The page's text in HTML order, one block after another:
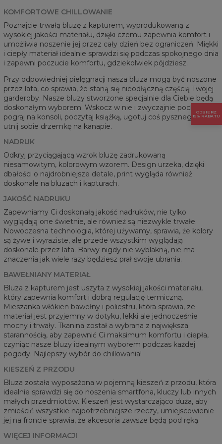
KOMFORTOWE CHILLOWANIE
Poznajcie trwałą bluzę z kapturem, wyprodukowaną z
wysokiej jakości materiału, dzięki czemu zapewnia komfort i
umożliwia noszenie jej przez cały dzień bez ograniczeń. Miękki
i ciepły materiał idealnie sprawdzi się podczas spokojnego dnia
i zapewni poczucie komfortu, gdziekolwiek pójdziesz.
Przy odpowiedniej pielęgnacji nasza bluza mogą być noszone
przez lata, co sprawia, że staną się nieodłączną częścią Twojej
garderoby. Nasze bluzy stworzone specjalnie dla Ciebie będą
doskonałym wyborem. Wskocz w nie i zwyczajnie pochilluj -
pograj na konsoli, poczytaj książką, ugotuj coś pysznego, albo
utnij sobie drzemkę na kanapie.
NADRUK
Odkryj przyciągającą wzrok bluzę zadrukowaną
niesamowitym, kolorowym wzorem. Design urzeka, dzięki
dbałości o najdrobniejsze detale, print wygląda również
doskonale na bluzach i kapturach.
JAKOŚĆ NADRUKU
Zapewniamy Ci doskonałą jakość nadruków, nie tylko
wyglądają one świetnie, ale również są niezwykle trwałe.
Nowoczesna technologia, której używamy, sprawia, że kolory
są żywe i wyraziste, ale przede wszystkim wyglądają
doskonale przez lata. Barwy nigdy nie wyblakną, nie ma
znaczenia jak wiele razy będziesz prał swoje ubrania.
BAWEŁNIANY MATERIAŁ
Bluza z kapturem jest uszyta z wysokiej jakości materiału,
który zapewnia komfort i dobrą regulację termiczną.
Mieszanka włókien bawełny i poliestru, która sprawia, ze
materiał jest przyjemny w dotyku, lekki ale jednocześnie
mocny i trwały. Tkanina został a wybrana z największa
starannością, aby zapewnić Ci maksimum komfortu i ciepła,
czyniąc nasze bluzy idealnym wyborem podczas każdej
pogody. Najlepszy wybór do chillowania!
KIESZEŃ Z PRZODU
Bluza została wyposażona w pojemną kieszeń z przodu, która
idealnie sprawdzi się do noszenia smartfona, kluczy lub innych
małych przedmiotów. Kieszeń jest wystarczająco duża, aby
zmieścić wszystkie najpotrzebniejsze rzeczy, umiejscowienie
jej na froncie sprawia, że akcesoria zawsze będą pod ręką.
WIĘCEJ INFORMACJI
ODBIERZ
15% RABATU